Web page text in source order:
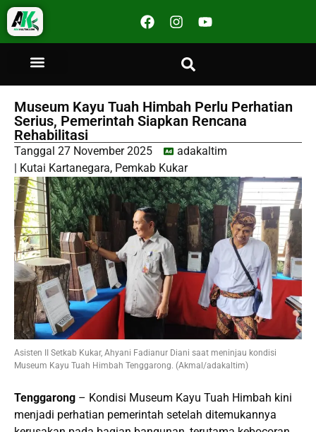
Museum Kayu Tuah Himbah Perlu Perhatian
Serius, Pemerintah Siapkan Rencana
Rehabilitasi
Tanggal 27 November 2025
adakaltim
Kutai Kartanegara, Pemkab Kukar
Asisten II Setkab Kukar, Ahyani Fadianur Diani saat meninjau kondisi
Museum Kayu Tuah Himbah Tenggarong. (Akmal/adakaltim)
Tenggarong – Kondisi Museum Kayu Tuah Himbah kini
menjadi perhatian pemerintah setelah ditemukannya